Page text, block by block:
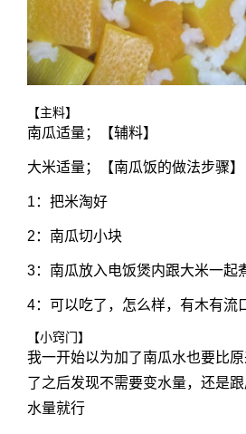
【主料】
南瓜适量；【辅料】
大米适量；【南瓜饭的做法步骤】
1：把米淘好
2：南瓜切小块
3：南瓜放入电饭煲内跟大米一起
4：可以吃了，怎么样，有木有流
【小窍门】
我一开始以为加了南瓜水也要比
了之后发现不需要变水量，还是
水量就行